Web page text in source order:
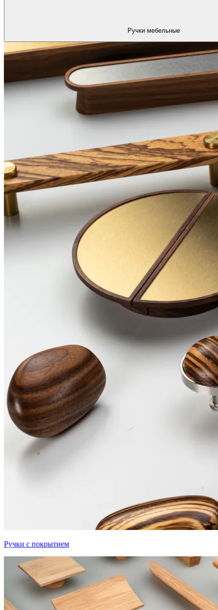
Ручки мебельные
Ручки с покрытием